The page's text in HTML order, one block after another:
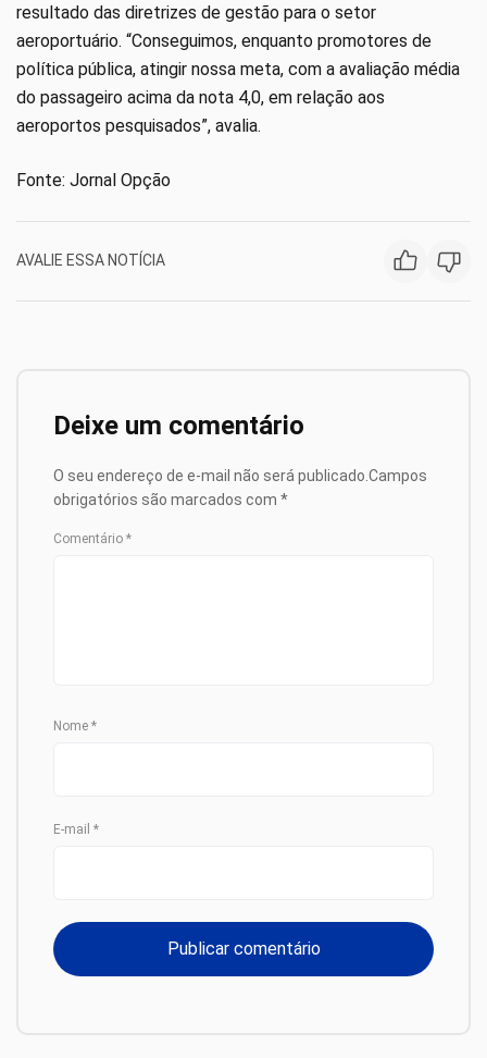
resultado das diretrizes de gestão para o setor
aeroportuário. “Conseguimos, enquanto promotores de
política pública, atingir nossa meta, com a avaliação média
do passageiro acima da nota 4,0, em relação aos
aeroportos pesquisados”, avalia.
Fonte: Jornal Opção
AVALIE ESSA NOTÍCIA
Deixe um comentário
O seu endereço de e-mail não será publicado. Campos
obrigatórios são marcados com *
Comentário *
Nome *
E-mail *